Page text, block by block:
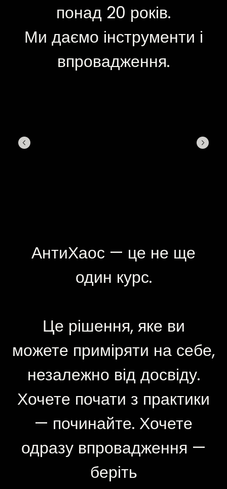
понад 20 років.
Ми даємо інструменти і
впровадження.
АнтиХаос — це не ще
один курс.
Це рішення, яке ви
можете приміряти на себе,
незалежно від досвіду.
Хочете почати з практики
— починайте. Хочете
одразу впровадження —
беріть